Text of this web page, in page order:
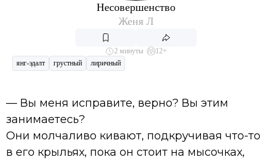
Несовершенство
Женя Л
2 минуты
12+
янг-эдалт
грустный лиричный
— Вы меня исправите, верно? Вы этим
занимаетесь?
Они молчаливо кивают, подкручивая что-то
в его крыльях, пока он стоит на мысочках,